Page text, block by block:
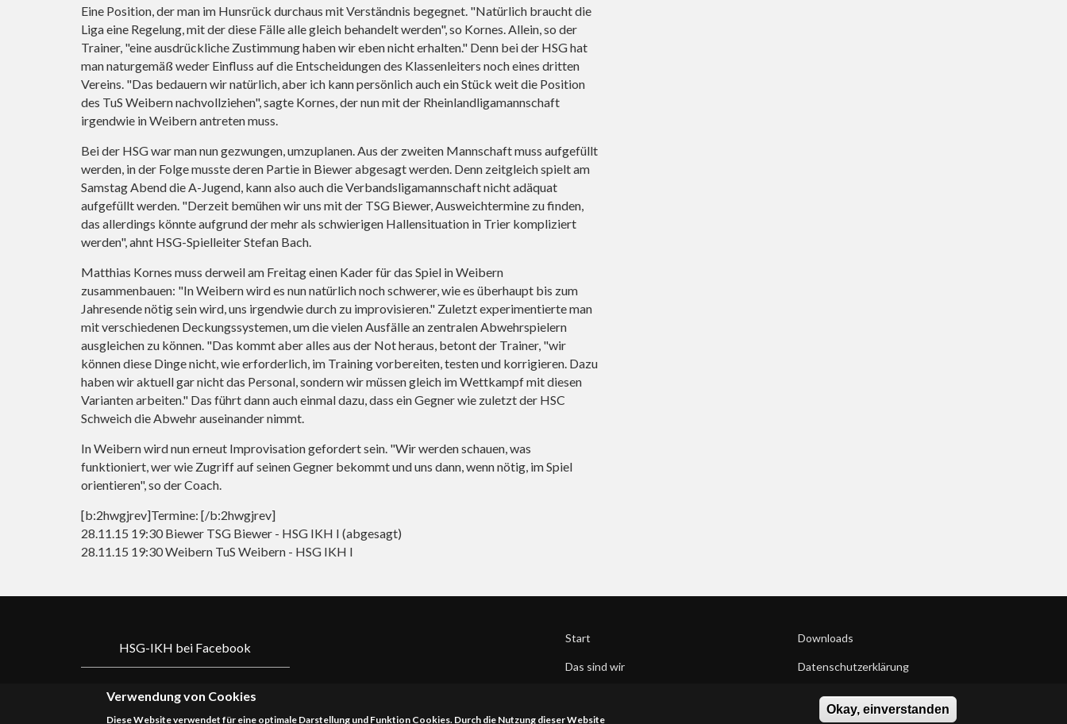
Eine Position, der man im Hunsrück durchaus mit Verständnis begegnet. "Natürlich braucht die
Liga eine Regelung, mit der diese Fälle alle gleich behandelt werden", so Kornes. Allein, so der
Trainer, "eine ausdrückliche Zustimmung haben wir eben nicht erhalten." Denn bei der HSG hat
man naturgemäß weder Einfluss auf die Entscheidungen des Klassenleiters noch eines dritten
Vereins. "Das bedauern wir natürlich, aber ich kann persönlich auch ein Stück weit die Position
des TuS Weibern nachvollziehen", sagte Kornes, der nun mit der Rheinlandligamannschaft
irgendwie in Weibern antreten muss.
Bei der HSG war man nun gezwungen, umzuplanen. Aus der zweiten Mannschaft muss aufgefüllt
werden, in der Folge musste deren Partie in Biewer abgesagt werden. Denn zeitgleich spielt am
Samstag Abend die A-Jugend, kann also auch die Verbandsligamannschaft nicht adäquat
aufgefüllt werden. "Derzeit bemühen wir uns mit der TSG Biewer, Ausweichtermine zu finden,
das allerdings könnte aufgrund der mehr als schwierigen Hallensituation in Trier kompliziert
werden", ahnt HSG-Spielleiter Stefan Bach.
Matthias Kornes muss derweil am Freitag einen Kader für das Spiel in Weibern
zusammenbauen: "In Weibern wird es nun natürlich noch schwerer, wie es überhaupt bis zum
Jahresende nötig sein wird, uns irgendwie durch zu improvisieren." Zuletzt experimentierte man
mit verschiedenen Deckungssystemen, um die vielen Ausfälle an zentralen Abwehrspielern
ausgleichen zu können. "Das kommt aber alles aus der Not heraus, betont der Trainer, "wir
können diese Dinge nicht, wie erforderlich, im Training vorbereiten, testen und korrigieren. Dazu
haben wir aktuell gar nicht das Personal, sondern wir müssen gleich im Wettkampf mit diesen
Varianten arbeiten." Das führt dann auch einmal dazu, dass ein Gegner wie zuletzt der HSC
Schweich die Abwehr auseinander nimmt.
In Weibern wird nun erneut Improvisation gefordert sein. "Wir werden schauen, was
funktioniert, wer wie Zugriff auf seinen Gegner bekommt und uns dann, wenn nötig, im Spiel
orientieren", so der Coach.
[b:2hwgjrev]Termine: [/b:2hwgjrev]
28.11.15 19:30 Biewer TSG Biewer - HSG IKH I (abgesagt)
28.11.15 19:30 Weibern TuS Weibern - HSG IKH I
HSG-IKH bei Facebook
Start
Das sind wir
Downloads
Datenschutzerklärung
Impressum
Verwendung von Cookies
Diese Website verwendet für eine optimale Darstellung und Funktion Cookies. Durch die Nutzung dieser Website
Okay, einverstanden